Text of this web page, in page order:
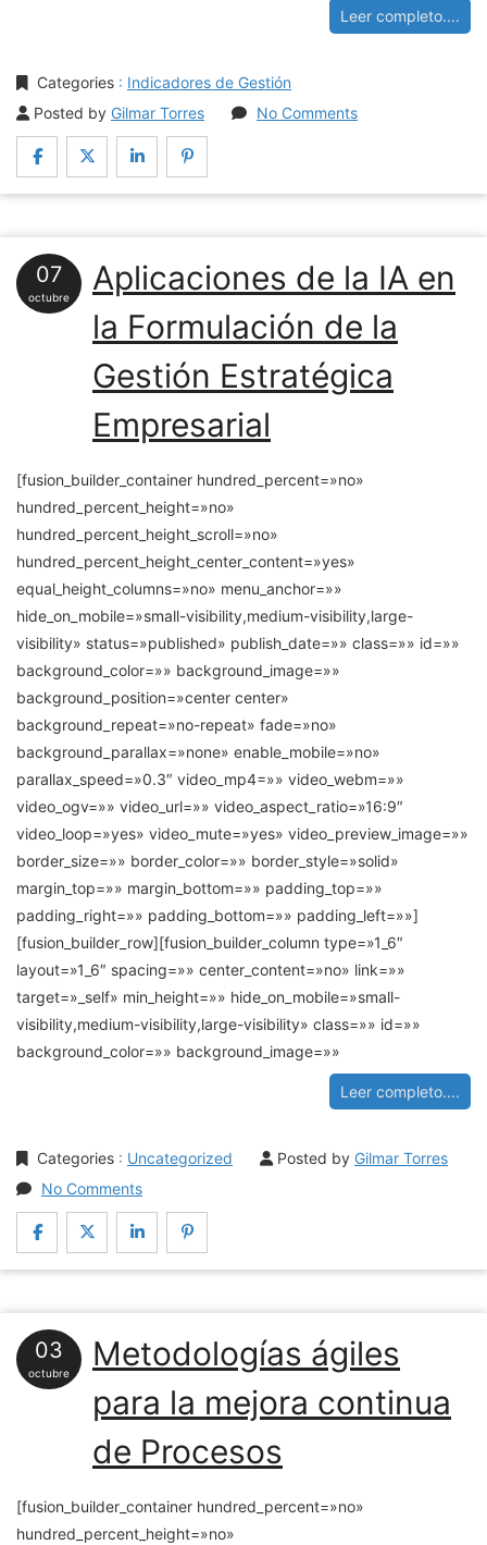
Leer completo....
Categories : Indicadores de Gestión
Posted by Gilmar Torres No Comments
07
octubre
Aplicaciones de la IA en
la Formulación de la
Gestión Estratégica
Empresarial
[fusion_builder_container hundred_percent=»no»
hundred_percent_height=»no»
hundred_percent_height_scroll=»no»
hundred_percent_height_center_content=»yes»
equal_height_columns=»no» menu_anchor=»»
hide_on_mobile=»small-visibility,medium-visibility,large-
visibility» status=»published» publish_date=»» class=»» id=»»
background_color=»» background_image=»»
background_position=»center center»
background_repeat=»no-repeat» fade=»no»
background_parallax=»none» enable_mobile=»no»
parallax_speed=»0.3″ video_mp4=»» video_webm=»»
video_ogv=»» video_url=»» video_aspect_ratio=»16:9″
video_loop=»yes» video_mute=»yes» video_preview_image=»»
border_size=»» border_color=»» border_style=»solid»
margin_top=»» margin_bottom=»» padding_top=»»
padding_right=»» padding_bottom=»» padding_left=»»]
[fusion_builder_row][fusion_builder_column type=»1_6″
layout=»1_6″ spacing=»» center_content=»no» link=»»
target=»_self» min_height=»» hide_on_mobile=»small-
visibility,medium-visibility,large-visibility» class=»» id=»»
background_color=»» background_image=»»
Leer completo....
Categories : Uncategorized Posted by Gilmar Torres
No Comments
03
octubre
Metodologías ágiles
para la mejora continua
de Procesos
[fusion_builder_container hundred_percent=»no»
hundred_percent_height=»no»